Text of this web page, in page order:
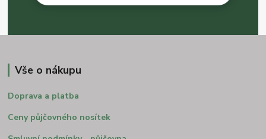
Vše o nákupu
Doprava a platba
Ceny půjčovného nosítek